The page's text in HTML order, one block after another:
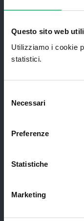
Questo sito web
Utilizziamo i cookie
statistici.
delNecessari
Preferenze
Statistiche
Marketing
Assistenza
Consultorio
Direzione
Finanziamenti
Nucleo di Cure
sanitario e sociale
Sanità Pubblica
Screening